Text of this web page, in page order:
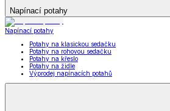
Napínací potahy
Napínací potahy
Potahy na klasickou sedačku
Potahy na rohovou sedačku
Potahy na křeslo
Potahy na židle
Výprodej napínacích potahů